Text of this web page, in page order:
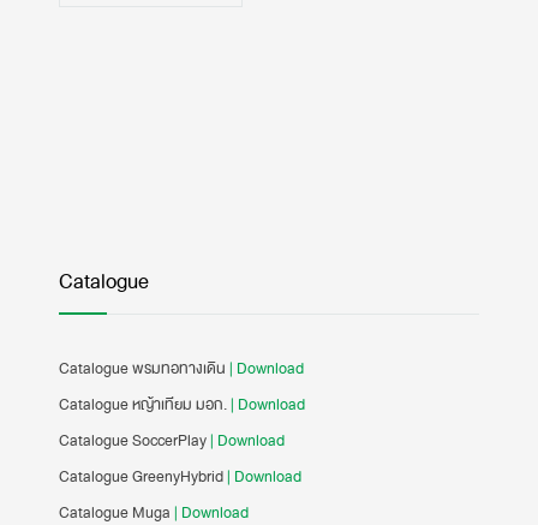
Catalogue
Catalogue พรมทอทางเดิน | Download
Catalogue หญ้าเทียม มอก.| Download
Catalogue SoccerPlay| Download
Catalogue GreenyHybrid| Download
Catalogue Muga | Download